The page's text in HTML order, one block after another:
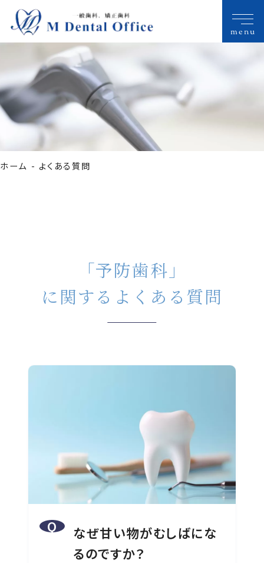
ホーム よくある質問
「予防歯科」
に関するよくある質問
なぜ甘い物がむしばにな
るのですか？
menu